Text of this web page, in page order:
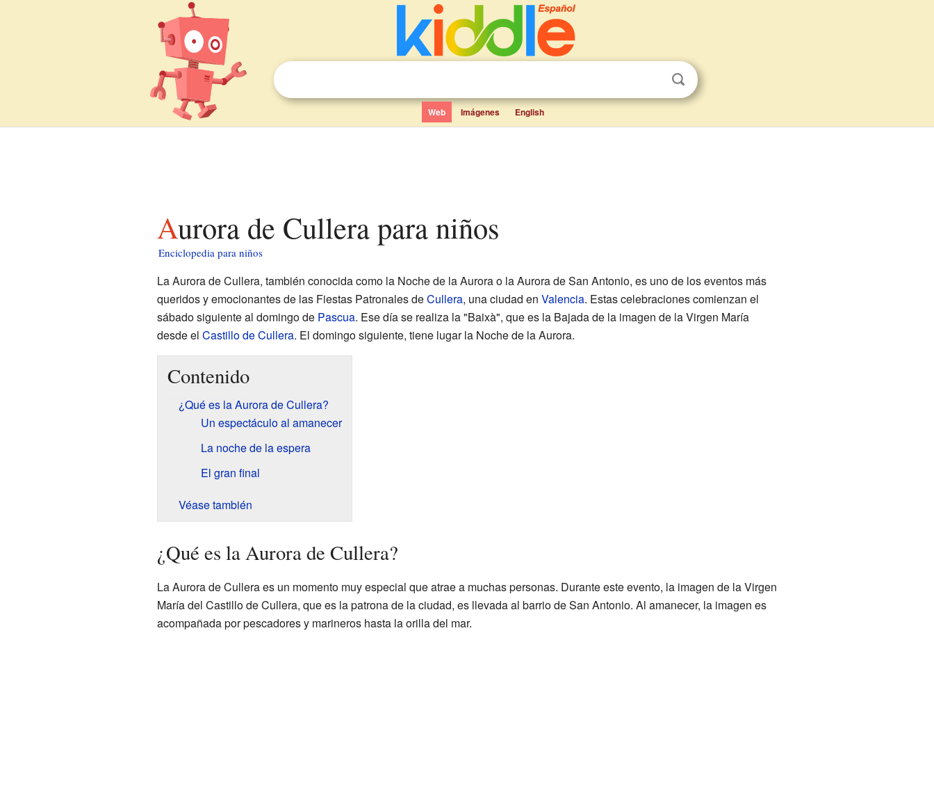
Web Imágenes English
Aurora de Cullera para niños
Enciclopedia para niños
La Aurora de Cullera, también conocida como la Noche de la Aurora o la Aurora de San Antonio, es uno de los eventos más
queridos y emocionantes de las Fiestas Patronales deCullera, una ciudad en Valencia. Estas celebraciones comienzan el
sábado siguiente al domingo de Pascua. Ese día se realiza la "Baixà", que es la Bajada de la imagen de la Virgen María
desde el Castillo de Cullera. El domingo siguiente, tiene lugar la Noche de la Aurora.
Contenido
¿Qué es la Aurora de Cullera?
Un espectáculo al amanecer
La noche de la espera
El gran final
Véase también
¿Qué es la Aurora de Cullera?
La Aurora de Cullera es un momento muy especial que atrae a muchas personas. Durante este evento, la imagen de la Virgen
María del Castillo de Cullera, que es la patrona de la ciudad, es llevada al barrio de San Antonio. Al amanecer, la imagen es
acompañada por pescadores y marineros hasta la orilla del mar.